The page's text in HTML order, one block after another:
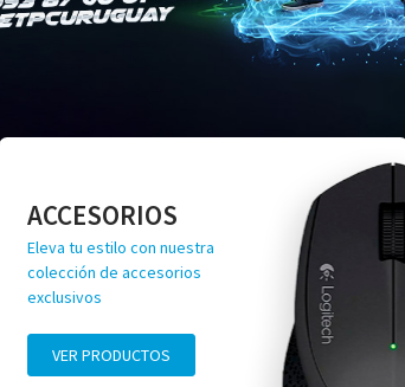
ACCESORIOS
Eleva tu estilo con nuestra
colección de accesorios
exclusivos
VER PRODUCTOS